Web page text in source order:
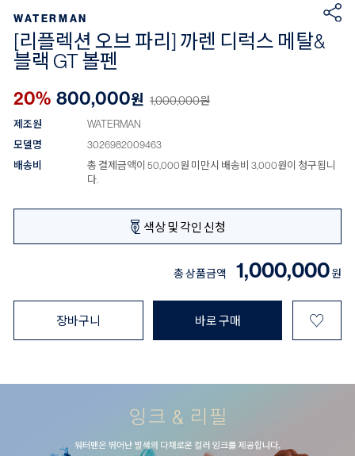
WATERMAN
[리플렉션 오브 파리] 까렌 디럭스 메탈&
블랙 GT 볼펜
20% 800,000원 1,000,000원
제조원
WATERMAN
모델명
3026982009463
배송비
총 결제금액이 50,000원 미만시 배송비 3,000원이 청구됩니
다.
색상 및 각인 신청
총 상품금액 1,000,000원
장바구니 바로 구매 ♡